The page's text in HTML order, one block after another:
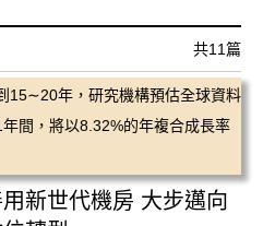
共11篇
15∼20年，研究機構預估全球資料
間，將以8.32%的年複合成長率
新世代機房 大步邁向